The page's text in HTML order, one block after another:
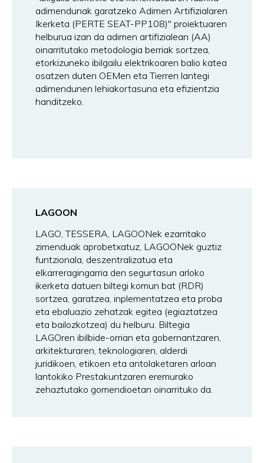
adimendunak garatzeko Adimen Artifizialaren
Ikerketa (PERTE SEAT-PP108)" proiektuaren
helburua izan da adimen artifizialean (AA)
oinarritutako metodologia berriak sortzea,
etorkizuneko ibilgailu elektrikoaren balio katea
osatzen duten OEMen eta Tierren lantegi
adimendunen lehiakortasuna eta efizientzia
handitzeko.
LAGOON
LAGO, TESSERA, LAGOONek ezarritako
zimenduak aprobetxatuz, LAGOONek guztiz
funtzionala, deszentralizatua eta
elkarreragingarria den segurtasun arloko
ikerketa datuen biltegi komun bat (RDR)
sortzea, garatzea, inplementatzea eta proba
eta ebaluazio zehatzak egitea (egiaztatzea
eta bailozkotzea) du helburu. Biltegia
LAGOren ibilbide-orrian eta gobernantzaren,
arkitekturaren, teknologiaren, alderdi
juridikoen, etikoen eta antolaketaren arloan
lantokiko Prestakuntzaren eremurako
zehaztutako gomendioetan oinarrituko da.